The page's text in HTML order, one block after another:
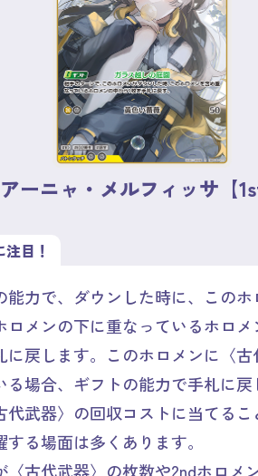
アーニャ・メルフィッサ【
注目！
能力で、ダウンした時に、この
ロメンの下に重なっているホロメ
に戻します。このホロメンに〈
る場合、ギフトの能力で手札に
代武器〉の回収コストに当てる
する場面は多くあります。
〈古代武器〉の枚数や2ndホロメ